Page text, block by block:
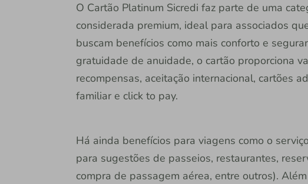
O Cartão Platinum Sicredi faz parte de uma
considerada premium, ideal para associados
buscam benefícios como mais conforto e
gratuidade de anuidade, o cartão proporciona
recompensas, aceitação internacional, cartões
familiar e click to pay.
Há ainda benefícios para viagens como o
para sugestões de passeios, restaurantes,
compra de passagem aérea, entre outros).